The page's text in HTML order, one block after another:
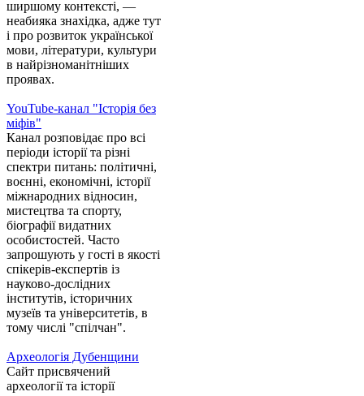
ширшому контексті, —
неабияка знахідка, адже тут
і про розвиток української
мови, літератури, культури
в найрізноманітніших
проявах.
YouTube-канал "Історія без
міфів"
Канал розповідає про всі
періоди історії та різні
спектри питань: політичні,
воєнні, економічні, історії
міжнародних відносин,
мистецтва та спорту,
біографії видатних
особистостей. Часто
запрошують у гості в якості
спікерів-експертів із
науково-дослідних
інститутів, історичних
музеїв та університетів, в
тому числі "спілчан".
Археологія Дубенщини
Сайт присвячений
археології та історії